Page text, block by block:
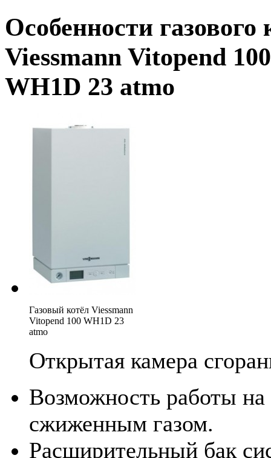
Особенности газового
Viessmann Vitopend 100
WH1D 23 atmo
Газовый котёл Viessmann
Vitopend 100 WH1D 23
atmo
Открытая камера
Возможность работы на
сжиженным газом.
Расширительный бак